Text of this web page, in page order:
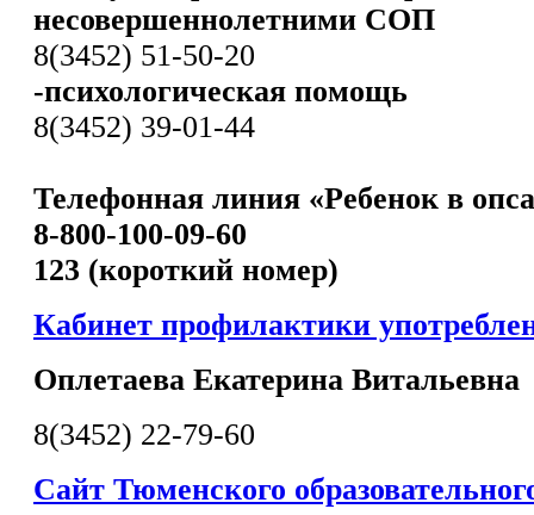
несовершеннолетними СОП
8(3452) 51-50-20
-психологическая помощь
8(3452) 39-01-44
Телефонная линия «Ребенок в
8-800-100-09-60
123 (короткий номер)
Кабинет профилактики
Оплетаева Екатерина Витальевна
8(3452) 22-79-60
Сайт Тюменского